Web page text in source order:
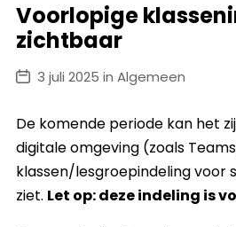
Voorlopige
zichtbaar
3 juli 2025 in Algemeen
De komende periode kan het
digitale omgeving (zoals
klassen/lesgroepindeling voor
ziet. Let op: deze indeling is